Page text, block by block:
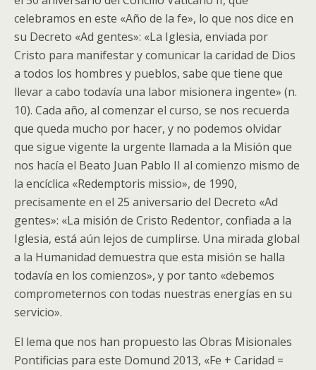
celebramos en este «Año de la fe», lo que nos dice en
su Decreto «Ad gentes»: «La Iglesia, enviada por
Cristo para manifestar y comunicar la caridad de Dios
a todos los hombres y pueblos, sabe que tiene que
llevar a cabo todavía una labor misionera ingente» (n.
10). Cada año, al comenzar el curso, se nos recuerda
que queda mucho por hacer, y no podemos olvidar
que sigue vigente la urgente llamada a la Misión que
nos hacía el Beato Juan Pablo II al comienzo mismo de
la encíclica «Redemptoris missio», de 1990,
precisamente en el 25 aniversario del Decreto «Ad
gentes»: «La misión de Cristo Redentor, confiada a la
Iglesia, está aún lejos de cumplirse. Una mirada global
a la Humanidad demuestra que esta misión se halla
todavía en los comienzos», y por tanto «debemos
comprometernos con todas nuestras energías en su
servicio».
El lema que nos han propuesto las Obras Misionales
Pontificias para este Domund 2013, «Fe + Caridad =